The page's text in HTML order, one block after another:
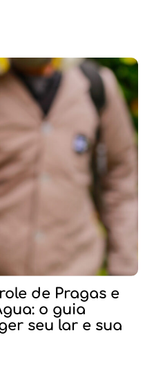
de Pragas e
o guia
seu lar e sua